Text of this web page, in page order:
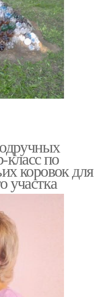
класс по
коровок для
участка